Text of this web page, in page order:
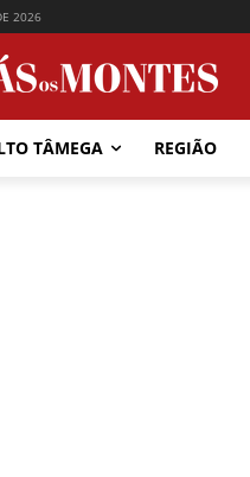
2026
TÂMEGA REGIÃO